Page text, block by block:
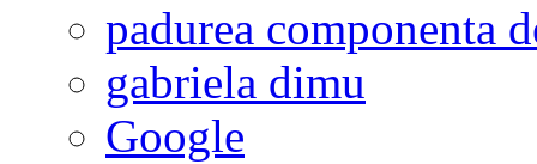
padurea componenta
gabriela dimu
Google